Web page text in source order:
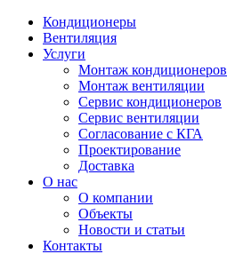
Кондиционеры
Вентиляция
Услуги
Монтаж кондиционеров
Монтаж вентиляции
Сервис кондиционеров
Сервис вентиляции
Согласование с КГА
Проектирование
Доставка
О нас
О компании
Объекты
Новости и статьи
Контакты